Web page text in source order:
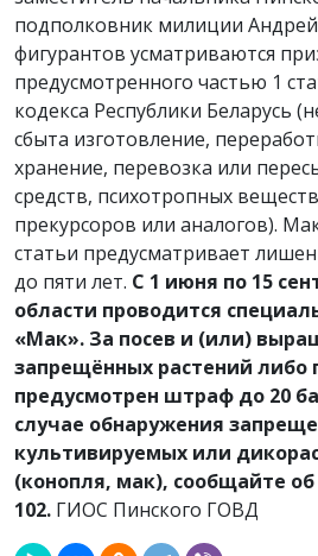
подполковник милиции Андрей
фигурантов усматриваются
предусмотренного частью 1
кодекса Республики Беларусь
сбыта изготовление,
хранение, перевозка или
средств, психотропных
прекурсоров или аналогов).
статьи предусматривает
до пяти лет. С 1 июня по 15
области проводится
«Мак». За посев и (или)
запрещённых растений либо
предусмотрен штраф до 20
случае обнаружения
культивируемых или
(конопля, мак), сообщайте
102. ГИОС Пинского ГОВД